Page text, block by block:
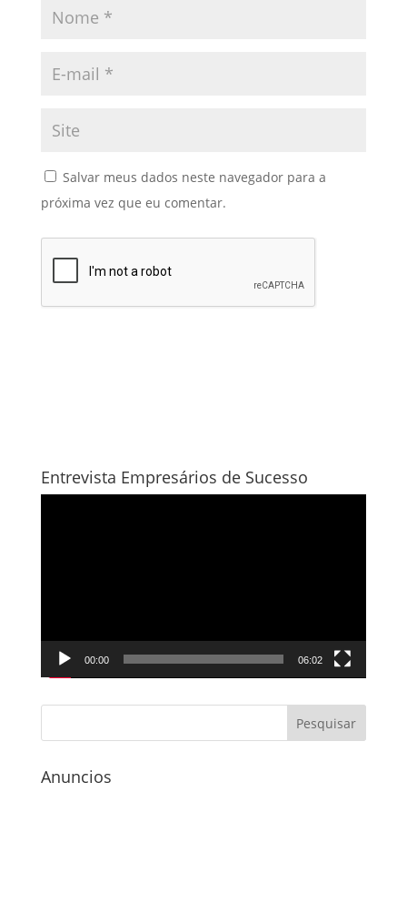
Salvar meus dados neste navegador para a
próxima vez que eu comentar.
Entrevista Empresários de Sucesso
00:00 06:02
Anuncios